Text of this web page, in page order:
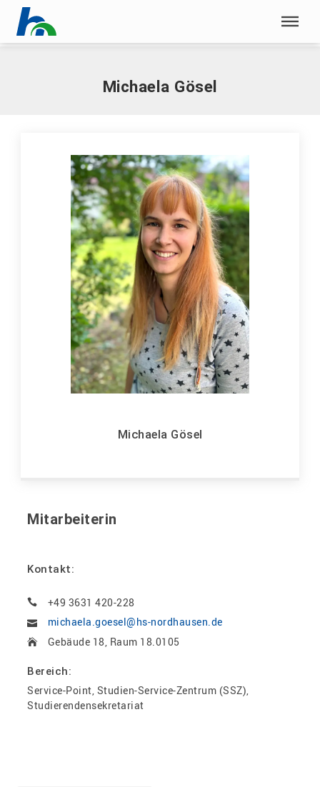
Menü überspringen
Home |G|Gösel, Michaela
Michaela Gösel
Mitarbeiterin
Kontakt:
+49 3631 420-228
michaela.goesel@hs-nordhausen.de
Gebäude 18, Raum 18.0105
Bereich:
Service-Point, Studien-Service-Zentrum (SSZ),
Studierendensekretariat
Michaela Gösel